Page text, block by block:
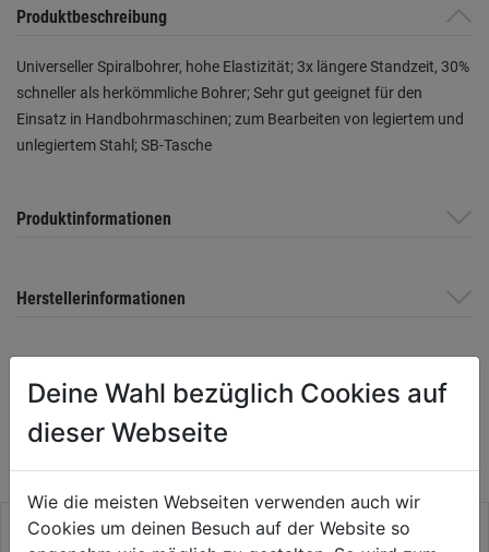
Produktbeschreibung
Universeller Spiralbohrer, hohe Elastizität; 3x längere Standzeit, 30%
schneller als herkömmliche Bohrer; Sehr gut geeignet für den
Einsatz in Handbohrmaschinen; zum Bearbeiten von legiertem und
unlegiertem Stahl; SB-Tasche
Produktinformationen
Herstellerinformationen
WEITERE PRODUKTE AUS DIESER
KATEGORIE
Deine Wahl bezüglich Cookies auf
dieser Webseite
Wie die meisten Webseiten verwenden auch wir
Cookies um deinen Besuch auf der Website so